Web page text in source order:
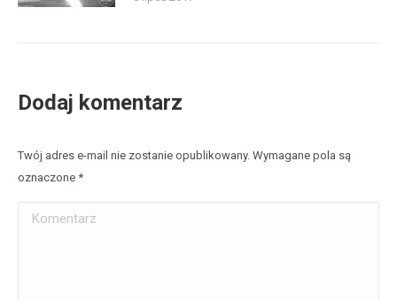
Dodaj komentarz
Twój adres e-mail nie zostanie opublikowany. Wymagane pola są
oznaczone *
Komentarz